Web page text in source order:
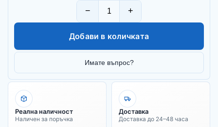
− +
Добави в количката
Имате въпрос?
Реална наличност
Наличен за поръчка
Доставка
Доставка до 24–48 часа